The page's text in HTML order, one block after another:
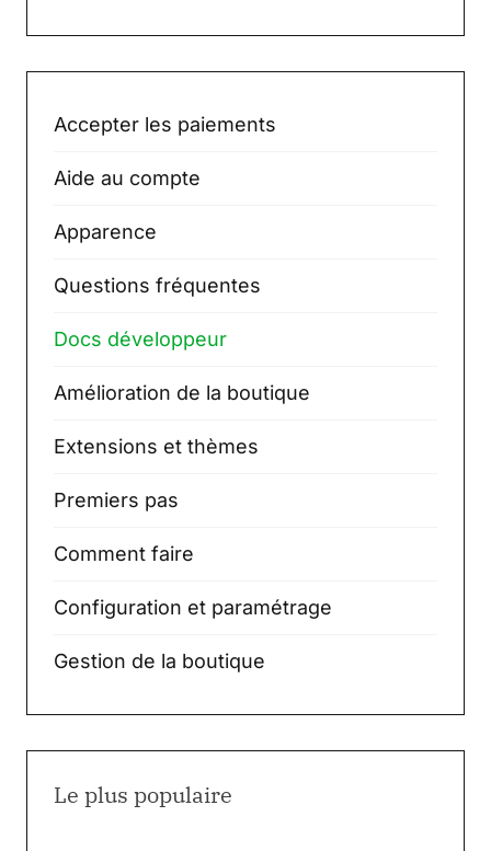
Accepter les paiements
Aide au compte
Apparence
Questions fréquentes
Docs développeur
Amélioration de la boutique
Extensions et thèmes
Premiers pas
Comment faire
Configuration et paramétrage
Gestion de la boutique
Le plus populaire